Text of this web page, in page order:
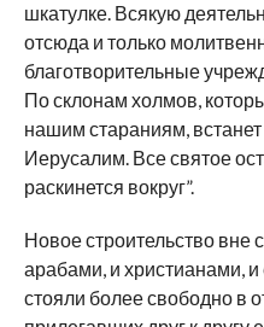
шкатулке. Всякую
отсюда и только
благотворительные
По склонам холмов,
нашим стараниям,
Иерусалим. Все святое
раскинется вокруг”.
Новое строительство вне
арабами, и христианами,
стояли более свободно в